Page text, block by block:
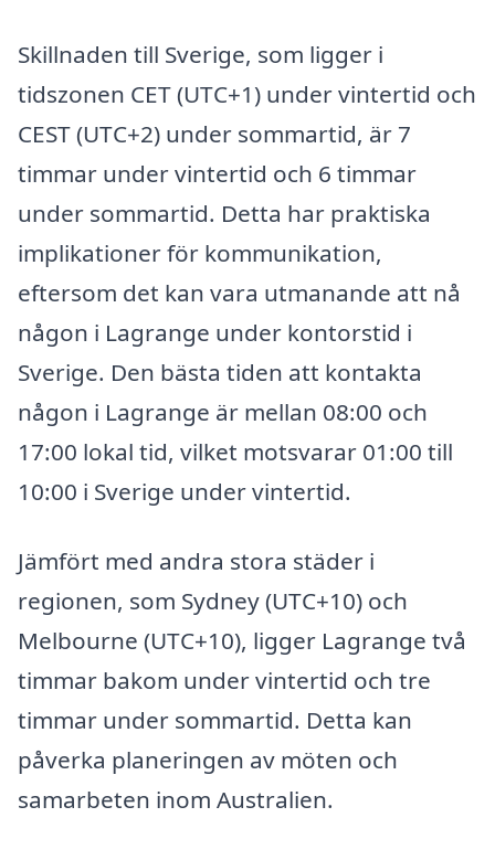
Skillnaden till Sverige, som ligger i
tidszonen CET (UTC+1) under vintertid och
CEST (UTC+2) under sommartid, är 7
timmar under vintertid och 6 timmar
under sommartid. Detta har praktiska
implikationer för kommunikation,
eftersom det kan vara utmanande att nå
någon i Lagrange under kontorstid i
Sverige. Den bästa tiden att kontakta
någon i Lagrange är mellan 08:00 och
17:00 lokal tid, vilket motsvarar 01:00 till
10:00 i Sverige under vintertid.
Jämfört med andra stora städer i
regionen, som Sydney (UTC+10) och
Melbourne (UTC+10), ligger Lagrange två
timmar bakom under vintertid och tre
timmar under sommartid. Detta kan
påverka planeringen av möten och
samarbeten inom Australien.